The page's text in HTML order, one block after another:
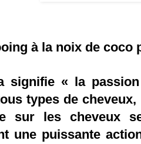
à la noix de
signifie « la
types de
sur les cheveux
une puissante